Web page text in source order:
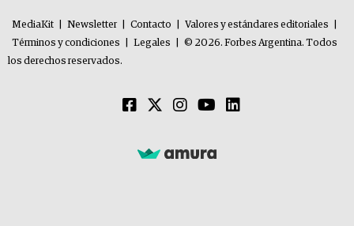
MediaKit Newsletter Contacto Valores y estándares editoriales
Términos y condiciones
Legales
© 2026. Forbes Argentina. Todos
los derechos reservados.